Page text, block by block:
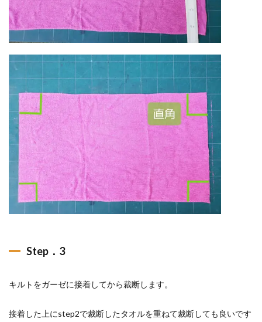
Step．3
キルトをガーゼに接着してから裁断します。
接着した上にstep2で裁断したタオルを重ねて裁断しても良いです